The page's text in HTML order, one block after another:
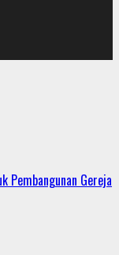
Pembangunan Gereja